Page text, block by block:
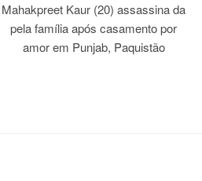
Mahakpreet Kaur (20) assassina da
pela família após casamento por
amor em Punjab, Paquistão